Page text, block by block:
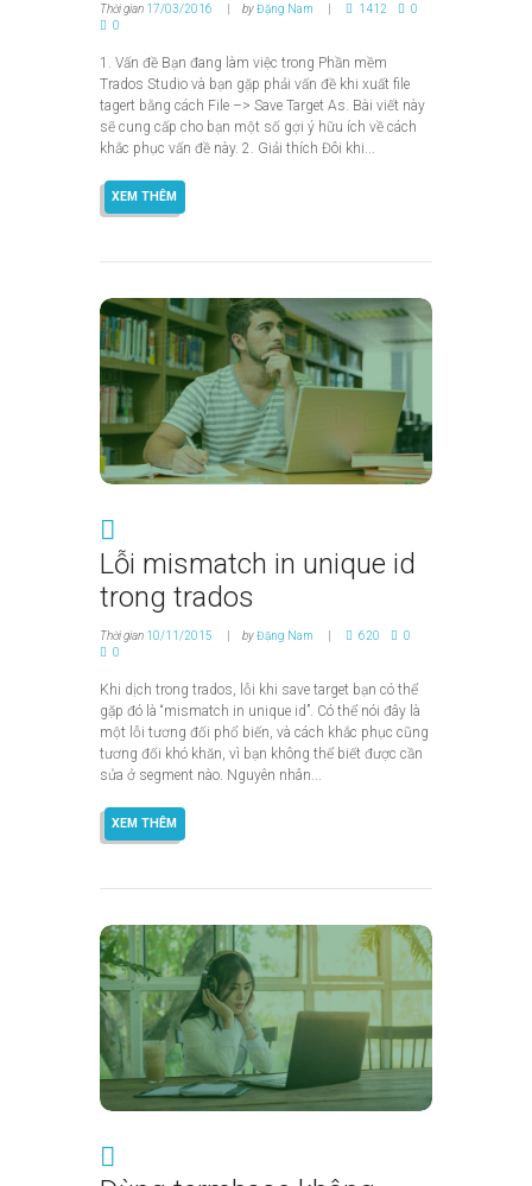
Thời gian 17/03/2016 byĐặng Nam 1412
0
0
1. Vấn đề Bạn đang làm việc trong Phần mềm
Trados Studio và bạn gặp phải vấn đề khi xuất file
tagert bằng cách File –> Save Target As. Bài viết này
sẽ cung cấp cho bạn một số gợi ý hữu ích về cách
khắc phục vấn đề này. 2. Giải thích Đôi khi...
XEM THÊM
Lỗi mismatch in unique id
trong trados
Thời gian 10/11/2015 byĐặng Nam 620
0
0
Khi dịch trong trados, lỗi khi save target bạn có thể
gặp đó là “mismatch in unique id”. Có thể nói đây là
một lỗi tương đối phổ biến, và cách khắc phục cũng
tương đối khó khăn, vì bạn không thể biết được cần
sửa ở segment nào. Nguyên nhân...
XEM THÊM